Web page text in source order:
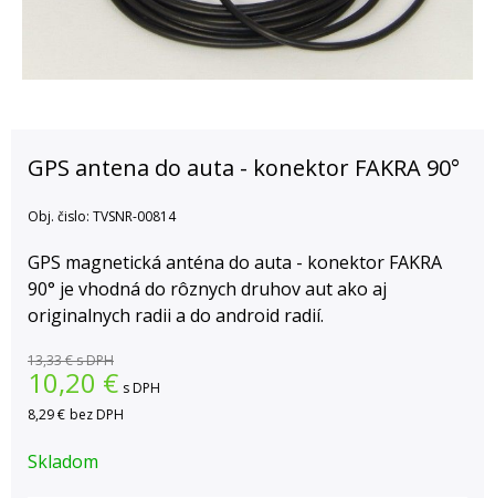
GPS antena do auta - konektor FAKRA 90°
Obj. čislo: TVSNR-00814
GPS magnetická anténa do auta - konektor FAKRA
90° je vhodná do rôznych druhov aut ako aj
originalnych radii a do android radií.
13,33 €s DPH
10,20 € s DPH
8,29 € bez DPH
Skladom